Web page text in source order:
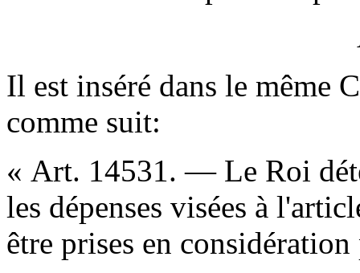
Il est inséré dans le même
comme suit:
« Art. 14531. — Le Roi
les dépenses visées à
être prises en